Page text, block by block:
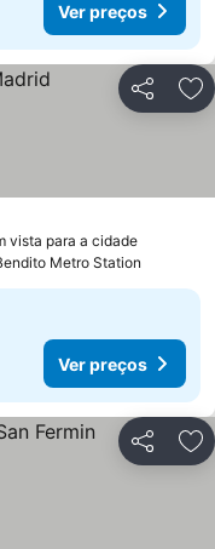
Ver preços
Partilhar
vista para a cidadeVer
Metro Station
Ver preços
Partilhar